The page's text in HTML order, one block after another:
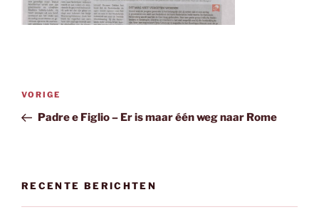
Bericht
Vorig
bericht
VORIGE
Padre e Figlio – Er is maar één weg naar Rome
RECENTE BERICHTEN